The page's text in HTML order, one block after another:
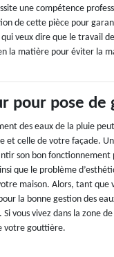
une compétence
de cette pièce pour
veux dire que le travail
la matière pour éviter la
pour pose de
des eaux de la pluie
et celle de votre façade.
son bon
que le problème
maison. Alors, tant que
la bonne gestion des
vous vivez dans la zone
votre gouttière.